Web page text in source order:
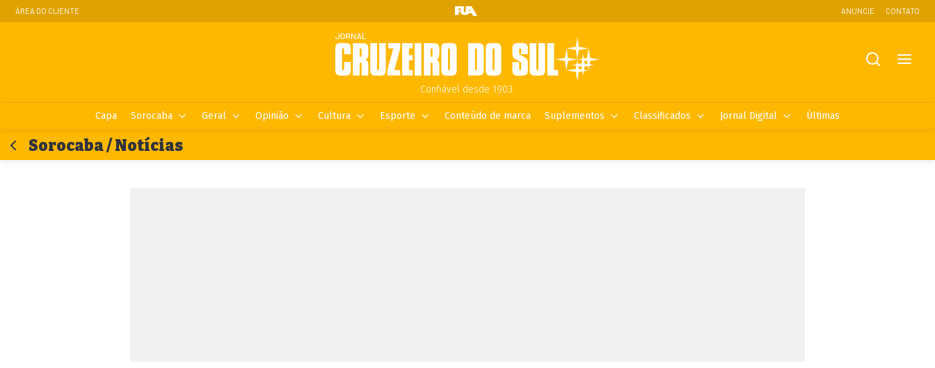
ÁREA DO CLIENTE ANUNCIE CONTATO
Confiável desde 1903.
Capa Sorocaba Geral Opinião Cultura Esporte Conteúdo de marca Suplementos Classificados Jornal Digital Últimas
Sorocaba / Notícias